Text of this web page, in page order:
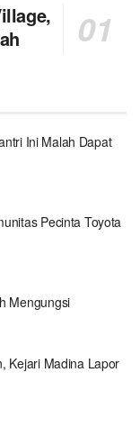
Ini Malah Dapat
Pecinta Toyota
Mengungsi
Kejari Madina Lapor